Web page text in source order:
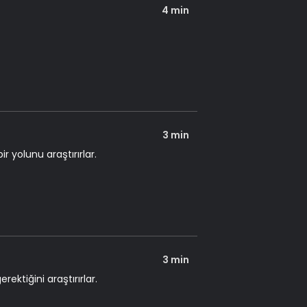
4 min
3 min
yolunu araştırırlar.
3 min
araştırırlar.